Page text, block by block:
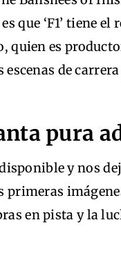
que ‘F1’ tiene el
quien es
de
pura
y nos
primeras
en pista y la